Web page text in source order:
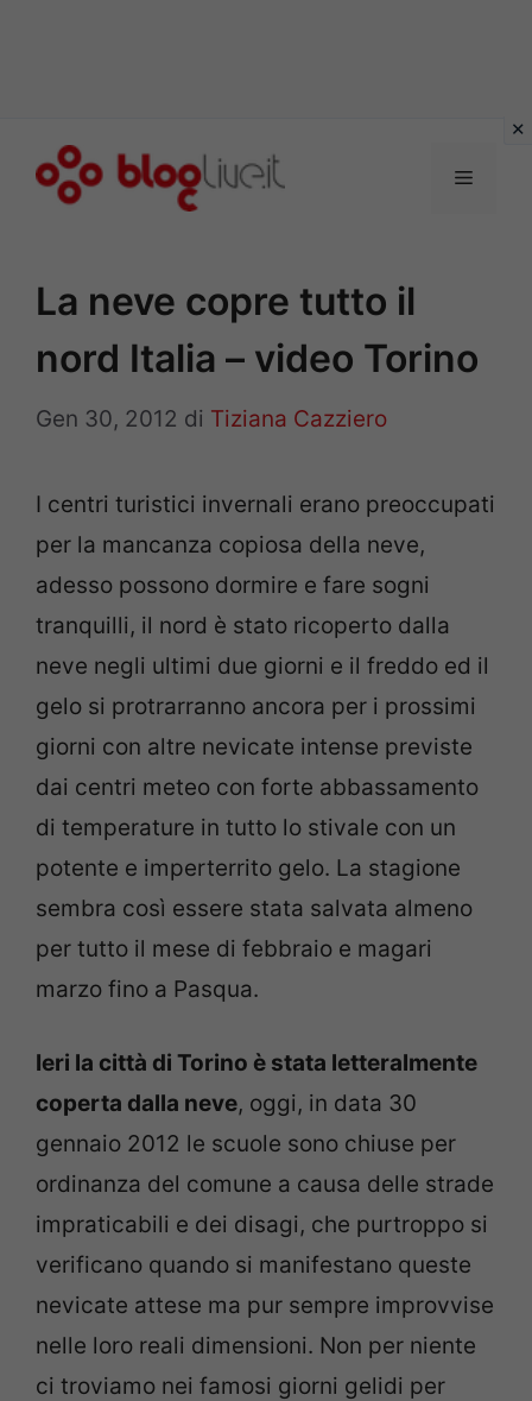
Menu
La neve copre tutto il
nord Italia – video Torino
Gen 30, 2012 di Tiziana Cazziero
I centri turistici invernali erano preoccupati
per la mancanza copiosa della neve,
adesso possono dormire e fare sogni
tranquilli, il nord è stato ricoperto dalla
neve negli ultimi due giorni e il freddo ed il
gelo si protrarranno ancora per i prossimi
giorni con altre nevicate intense previste
dai centri meteo con forte abbassamento
di temperature in tutto lo stivale con un
potente e imperterrito gelo. La stagione
sembra così essere stata salvata almeno
per tutto il mese di febbraio e magari
marzo fino a Pasqua.
Ieri la città di Torino è stata letteralmente
coperta dalla neve, oggi, in data 30
gennaio 2012 le scuole sono chiuse per
ordinanza del comune a causa delle strade
impraticabili e dei disagi, che purtroppo si
verificano quando si manifestano queste
nevicate attese ma pur sempre improvvise
nelle loro reali dimensioni. Non per niente
ci troviamo nei famosi giorni gelidi per